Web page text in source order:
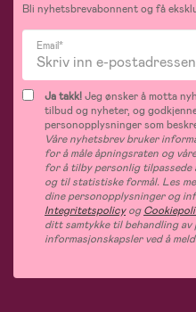
Bli nyhetsbrevabonnent og få
Email*
Ja takk!Jeg ønsker å motta
tilbud og nyheter, og
personopplysninger som
Våre nyhetsbrev bruker
for å måle åpningsraten og
for å tilby personlig
og til statistiske formål. Les
dine personopplysninger og
Integritetspolicyog
ditt samtykke til behandling
informasjonskapsler ved å